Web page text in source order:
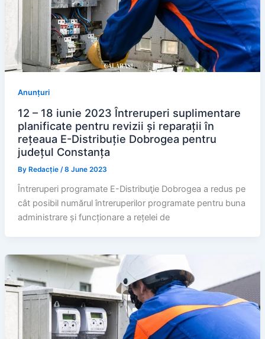
Anunțuri
12 – 18 iunie 2023 Întreruperi suplimentare
planificate pentru revizii și reparații în
rețeaua E-Distribuție Dobrogea pentru
județul Constanța
By Redacție /8 June 2023
Întreruperi programate E-Distribuţie Dobrogea a redus pe
cât posibil numărul întreruperilor programate pentru buna
administrare și funcționare a rețelei de